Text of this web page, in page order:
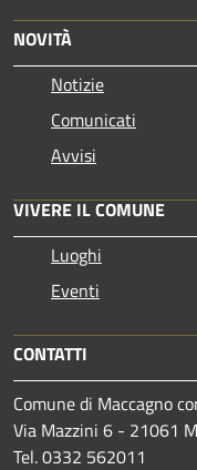
NOVITÀ
Notizie
Comunicati
Avvisi
VIVERE IL COMUNE
Luoghi
Eventi
CONTATTI
Comune di Maccagno
Via Mazzini 6 - 21061
Tel. 0332 562011